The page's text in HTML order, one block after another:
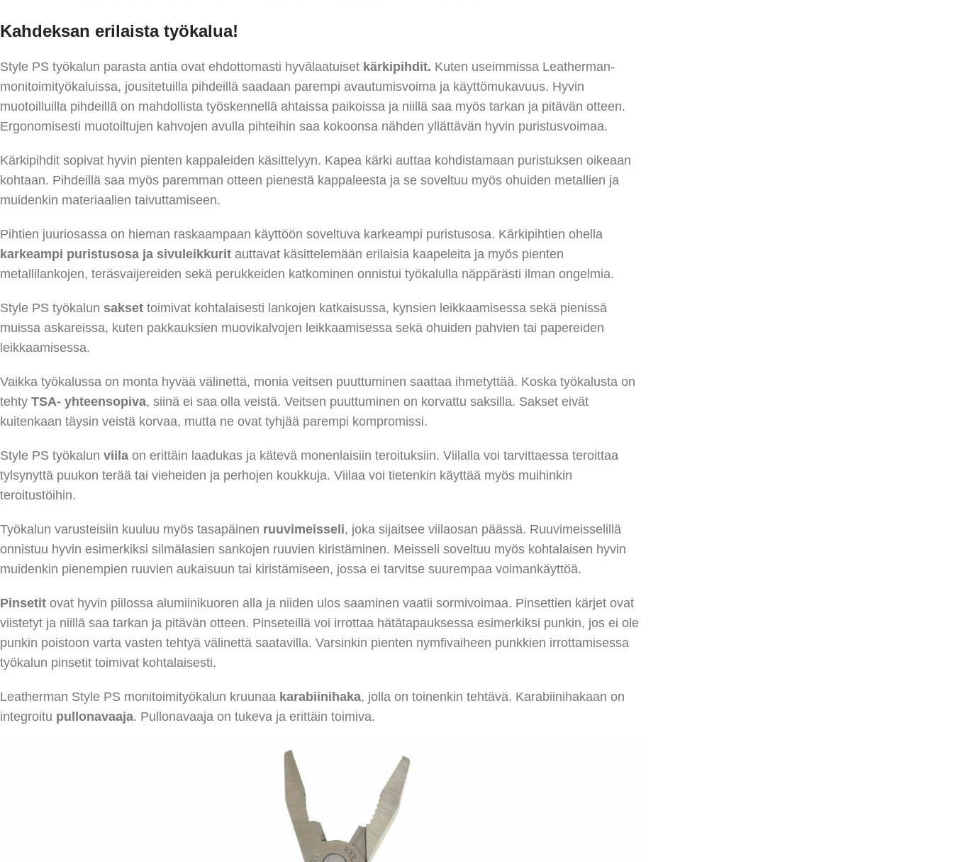
Kahdeksan erilaista työkalua!
Style PS työkalun parasta antia ovat ehdottomasti hyvälaatuiset kärkipihdit. Kuten useimmissa Leatherman-
monitoimityökaluissa, jousitetuilla pihdeillä saadaan parempi avautumisvoima ja käyttömukavuus. Hyvin
muotoilluilla pihdeillä on mahdollista työskennellä ahtaissa paikoissa ja niillä saa myös tarkan ja pitävän otteen.
Ergonomisesti muotoiltujen kahvojen avulla pihteihin saa kokoonsa nähden yllättävän hyvin puristusvoimaa.
Kärkipihdit sopivat hyvin pienten kappaleiden käsittelyyn. Kapea kärki auttaa kohdistamaan puristuksen oikeaan
kohtaan. Pihdeillä saa myös paremman otteen pienestä kappaleesta ja se soveltuu myös ohuiden metallien ja
muidenkin materiaalien taivuttamiseen.
Pihtien juuriosassa on hieman raskaampaan käyttöön soveltuva karkeampi puristusosa. Kärkipihtien ohella
karkeampi puristusosa ja sivuleikkurit auttavat käsittelemään erilaisia kaapeleita ja myös pienten
metallilankojen, teräsvaijereiden sekä perukkeiden katkominen onnistui työkalulla näppärästi ilman ongelmia.
Style PS työkalun sakset toimivat kohtalaisesti lankojen katkaisussa, kynsien leikkaamisessa sekä pienissä
muissa askareissa, kuten pakkauksien muovikalvojen leikkaamisessa sekä ohuiden pahvien tai papereiden
leikkaamisessa.
Vaikka työkalussa on monta hyvää välinettä, monia veitsen puuttuminen saattaa ihmetyttää. Koska työkalusta on
tehty TSA- yhteensopiva, siinä ei saa olla veistä. Veitsen puuttuminen on korvattu saksilla. Sakset eivät
kuitenkaan täysin veistä korvaa, mutta ne ovat tyhjää parempi kompromissi.
Style PS työkalun viila on erittäin laadukas ja kätevä monenlaisiin teroituksiin. Viilalla voi tarvittaessa teroittaa
tylsynyttä puukon terää tai vieheiden ja perhojen koukkuja. Viilaa voi tietenkin käyttää myös muihinkin
teroitustöihin.
Työkalun varusteisiin kuuluu myös tasapäinen ruuvimeisseli, joka sijaitsee viilaosan päässä. Ruuvimeisselillä
onnistuu hyvin esimerkiksi silmälasien sankojen ruuvien kiristäminen. Meisseli soveltuu myös kohtalaisen hyvin
muidenkin pienempien ruuvien aukaisuun tai kiristämiseen, jossa ei tarvitse suurempaa voimankäyttöä.
Pinsetit ovat hyvin piilossa alumiinikuoren alla ja niiden ulos saaminen vaatii sormivoimaa. Pinsettien kärjet ovat
viistetyt ja niillä saa tarkan ja pitävän otteen. Pinseteillä voi irrottaa hätätapauksessa esimerkiksi punkin, jos ei ole
punkin poistoon varta vasten tehtyä välinettä saatavilla. Varsinkin pienten nymfivaiheen punkkien irrottamisessa
työkalun pinsetit toimivat kohtalaisesti.
Leatherman Style PS monitoimityökalun kruunaa karabiinihaka, jolla on toinenkin tehtävä. Karabiinihakaan on
integroitu pullonavaaja. Pullonavaaja on tukeva ja erittäin toimiva.